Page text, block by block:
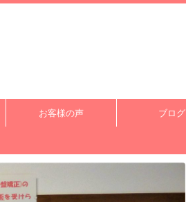
お客様の声 ブログ